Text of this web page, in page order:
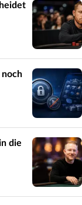
noch
die